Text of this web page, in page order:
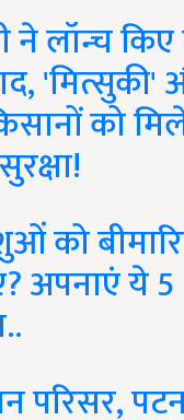
लॉन्च किए
'मित्सुकी'
को
को
अपनाएं ये 5
परिसर,